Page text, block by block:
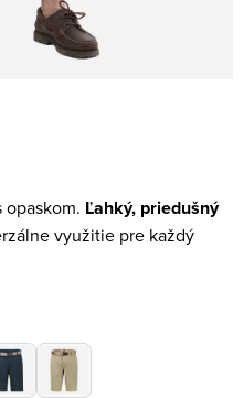
Ľahký, priedušný
využitie pre každý